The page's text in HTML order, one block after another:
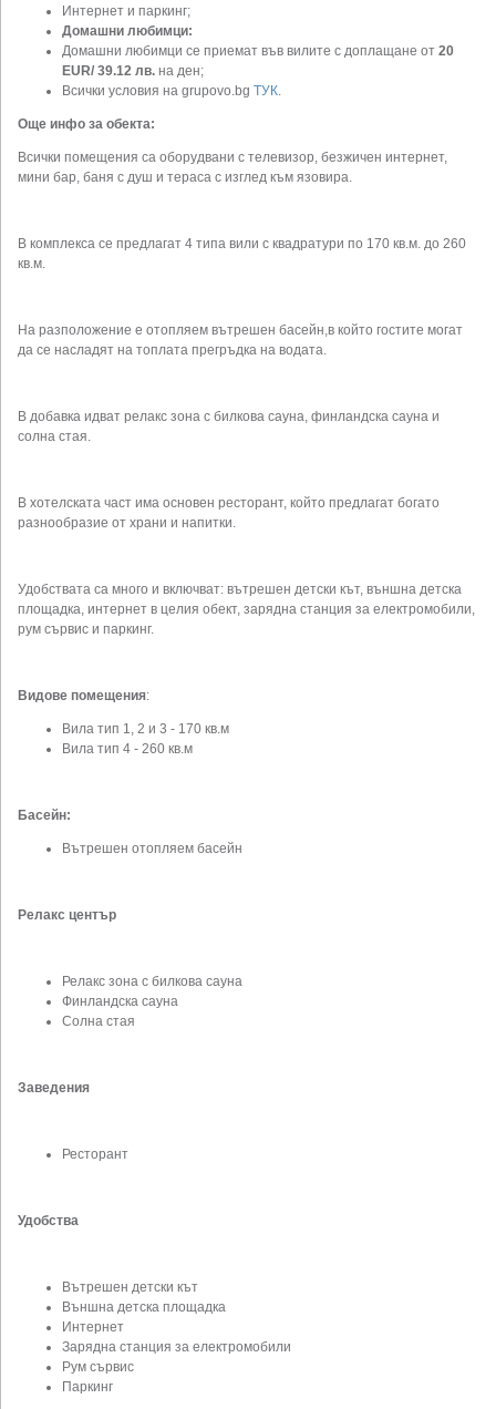
Интернет и паркинг;
Домашни любимци:
Домашни любимци се приемат във вилите с доплащане от 20
EUR/ 39.12 лв. на ден;
Всички условия на grupovo.bg ТУК.
Още инфо за обекта:
Всички помещения са оборудвани с телевизор, безжичен интернет,
мини бар, баня с душ и тераса с изглед към язовира.
В комплекса се предлагат 4 типа вили с квадратури по 170 кв.м. до 260
кв.м.
На разположение е отопляем вътрешен басейн,в който гостите могат
да се насладят на топлата прегръдка на водата.
В добавка идват релакс зона с билкова сауна, финландска сауна и
солна стая.
В хотелската част има основен ресторант, който предлагат богато
разнообразие от храни и напитки.
Удобствата са много и включват: вътрешен детски кът, външна детска
площадка, интернет в целия обект, зарядна станция за електромобили,
рум сървис и паркинг.
Видове помещения:
Вила тип 1, 2 и 3 - 170 кв.м
Вила тип 4 - 260 кв.м
Басейн:
Вътрешен отопляем басейн
Релакс център
Релакс зона с билкова сауна
Финландска сауна
Солна стая
Заведения
Ресторант
Удобства
Вътрешен детски кът
Външна детска площадка
Интернет
Зарядна станция за електромобили
Рум сървис
Паркинг